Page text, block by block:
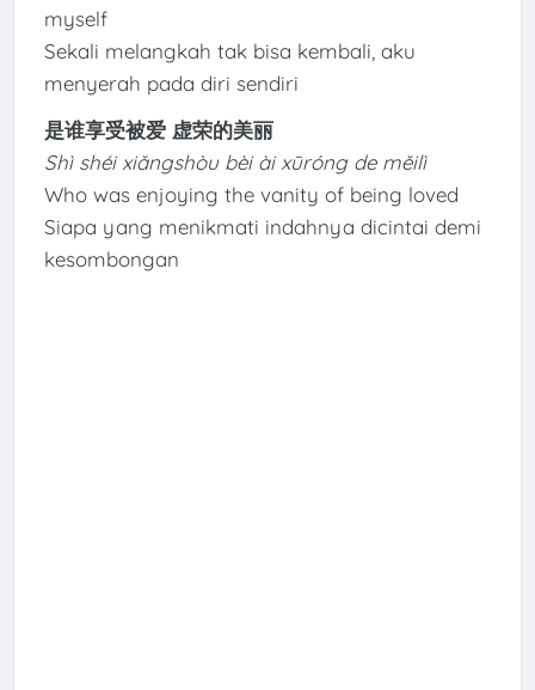
myself
Sekali melangkah tak bisa kembali, aku
menyerah pada diri sendiri
是谁享受被爱 虚荣的美丽
Shì shéi xiǎngshòu bèi ài xūróng de měilì
Who was enjoying the vanity of being loved
Siapa yang menikmati indahnya dicintai demi
kesombongan